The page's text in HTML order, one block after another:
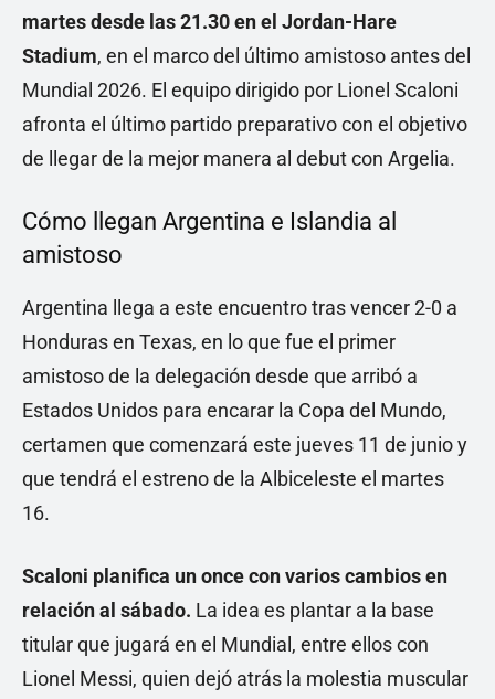
martes desde las 21.30 en el Jordan-Hare
Stadium, en el marco del último amistoso antes del
Mundial 2026. El equipo dirigido por Lionel Scaloni
afronta el último partido preparativo con el objetivo
de llegar de la mejor manera al debut con Argelia.
Cómo llegan Argentina e Islandia al
amistoso
Argentina llega a este encuentro tras vencer 2-0 a
Honduras en Texas, en lo que fue el primer
amistoso de la delegación desde que arribó a
Estados Unidos para encarar la Copa del Mundo,
certamen que comenzará este jueves 11 de junio y
que tendrá el estreno de la Albiceleste el martes
16.
Scaloni planifica un once con varios cambios en
relación al sábado. La idea es plantar a la base
titular que jugará en el Mundial, entre ellos con
Lionel Messi, quien dejó atrás la molestia muscular